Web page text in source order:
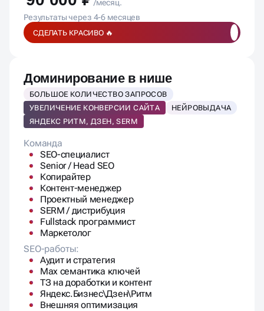
Доминирование в нише
БОЛЬШОЕ КОЛИЧЕСТВО ЗАПРОСОВ
УВЕЛИЧЕНИЕ КОНВЕРСИИ САЙТА
НЕЙРОВЫДАЧА
Команда
SEO-специалист
Senior / Head SEO
Копирайтер
Контент-менеджер
Проектный менеджер
SERM / дистрибуция
Fullstack программист
Маркетолог
SEO-работы:
Аудит и стратегия
Max семантика ключей
ТЗ на доработки и контент
Яндекс.Бизнес\Дзен\Ритм
Внешняя оптимизация
Работа с отзывами
Контент-стратегия
Усиление репутации
Нейровыдача
Экспертные статьи
Ссылочная масса\крауд